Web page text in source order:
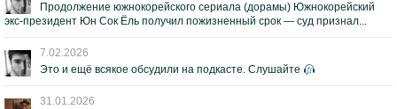
Продолжение южнокорейского сериала (дорамы) Южнокорейский
экс-президент Юн Сок Ёль получил пожизненный срок — суд признал...
7.02.2026
Это и ещё всякое обсудили на подкасте. Слушайте
31.01.2026